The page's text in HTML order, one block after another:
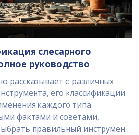
слесарного
руководство
рассказывает о различных
его классификации
каждого типа.
фактами и советами,
правильный инструмент